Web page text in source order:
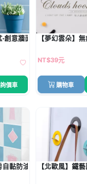
-創意牆面小盆栽
價車
【夢幻雲朵】
NT$39元
購物車
自黏防油貼紙 - 瓦斯爐牆面
【北歐風】鐵